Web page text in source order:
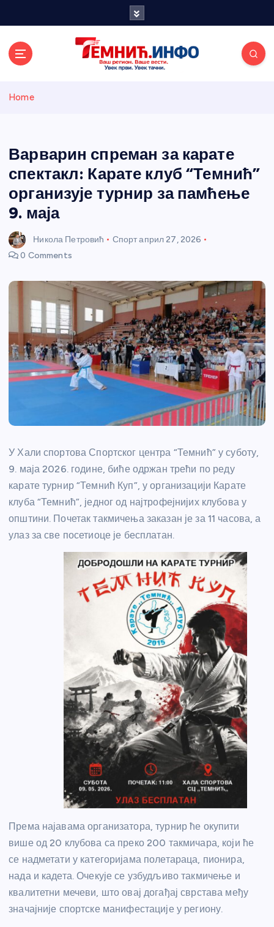
и портал
Home
Варварин спреман за карате
спектакл: Карате клуб “Темнић”
организује турнир за памћење
9. маја
Никола Петровић Спорт април 27, 2026
0 Comments
У Хали спортова Спортског центра “Темнић” у суботу,
9. маја 2026. године, биће одржан трећи по реду
карате турнир “Темнић Куп”, у организацији Карате
клуба “Темнић”, једног од најтрофејнијих клубова у
општини. Почетак такмичења заказан је за 11 часова, а
улаз за све посетиоце је бесплатан.
Према најавама организатора, турнир ће окупити
више од 20 клубова са преко 200 такмичара, који ће
се надметати у категоријама полетараца, пионира,
нада и кадета. Очекује се узбудљиво такмичење и
квалитетни мечеви, што овај догађај сврстава међу
значајније спортске манифестације у региону.